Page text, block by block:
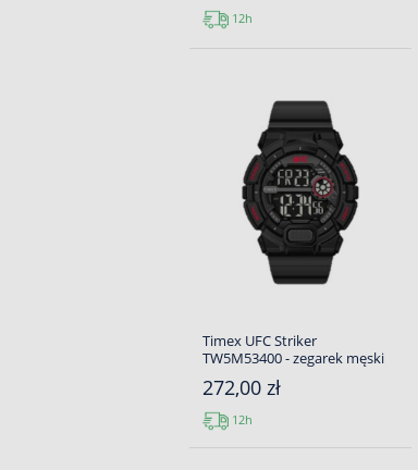
12h
Timex UFC Striker
TW5M53400 - zegarek męski
272,00 zł
12h